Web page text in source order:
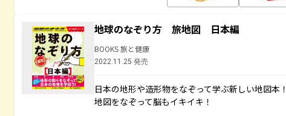
地球のなぞり方 旅地図 日本編
BOOKS 旅と健康
2022.11.25 発売
日本の地形や造形物をなぞって学ぶ新しい地図
地図をなぞって脳もイキイキ！